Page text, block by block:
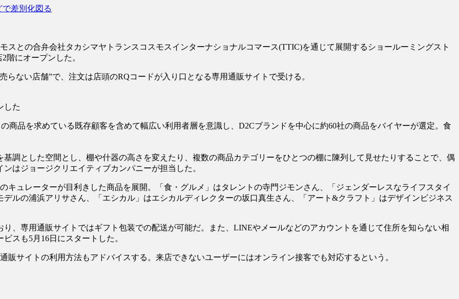
差別化図る
との合弁会社タカシマヤトランスコスモスインターナショナルコマース(TTIC)を通じて展開するショールーミングスト
階にオープンした。
ない店舗”で、注文は店頭のRQコードが入り口となる専用通販サイトで受ける。
した
品を求めている既存顧客を含めて幅広い利用者層を意識し、D2Cブランドを中心に約60社の商品をバイヤーが選定。食
とした空間とし、棚や什器の高さを変えたり、複数の商品カテゴリーをひとつの棚に陳列して見せたりすることで、偶
はジョージクリエイティブカンパニーが担当した。
ュレーターが目利きした商品を展開。「食・グルメ」はタレントの寺門ジモンさん、「ジェンダーレスなライフスタイ
ルの浦浜アリサさん、「エシカル」はエシカルディレクターの坂口真生さん、「アート&クラフト」はデザインビジネス
専用通販サイトではギフト包装での配送が可能だ。また、LINEやメールなどのアカウントを通じて住所を知らない相
スも5月16日にスタートした。
サイトの利用方法もアドバイスする。来店できないユーザーにはオンライン接客でも対応するという。